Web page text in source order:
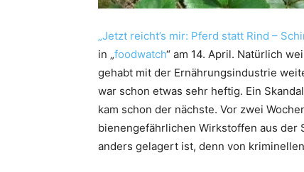
„Jetzt reicht’s mir: Pferd statt Rind –
in „foodwatch“ am 14. April. Natürlich
gehabt mit der Ernährungsindustrie
war schon etwas sehr heftig. Ein
kam schon der nächste. Vor zwei
bienengefährlichen Wirkstoffen aus
anders gelagert ist, denn von